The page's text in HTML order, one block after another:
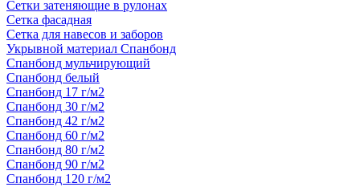
Сетки затеняющие в рулонах
Сетка фасадная
Сетка для навесов и заборов
Укрывной материал Спанбонд
Спанбонд мульчирующий
Спанбонд белый
Спанбонд 17 г/м2
Спанбонд 30 г/м2
Спанбонд 42 г/м2
Спанбонд 60 г/м2
Спанбонд 80 г/м2
Спанбонд 90 г/м2
Спанбонд 120 г/м2